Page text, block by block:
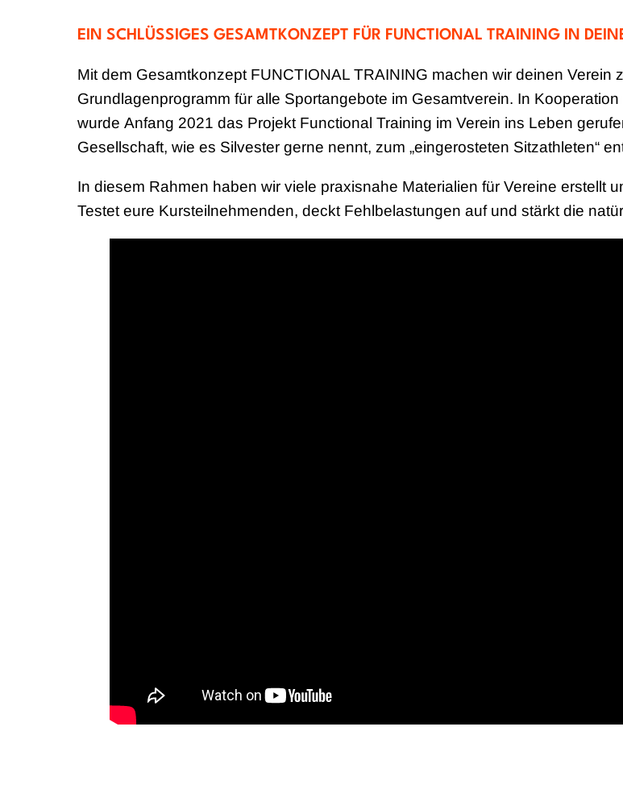
EIN SCHLÜSSIGES GESAMTKONZEPT FÜR FUNCTIONAL TRAINING IN
Mit dem Gesamtkonzept FUNCTIONAL TRAINING machen wir deinen
Grundlagenprogramm für alle Sportangebote im Gesamtverein. In
wurde Anfang 2021 das Projekt Functional Training im Verein ins Leben
Gesellschaft, wie es Silvester gerne nennt, zum „eingerosteten Sitzathleten“
In diesem Rahmen haben wir viele praxisnahe Materialien für Vereine erstellt
Testet eure Kursteilnehmenden, deckt Fehlbelastungen auf und stärkt die